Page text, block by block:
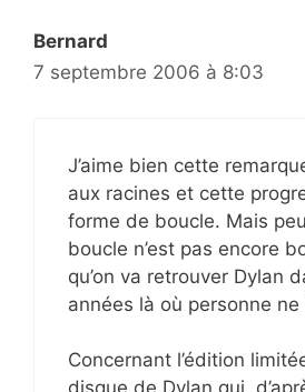
Bernard
7 septembre 2006 à 8:03
J’aime bien cette
aux racines et cette
forme de boucle. Mais
boucle n’est pas encore
qu’on va retrouver Dylan
années là où personne ne
Concernant l’édition